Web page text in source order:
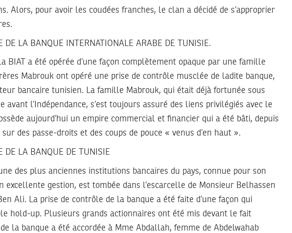
Alors, pour avoir les coudées franches, le clan a décidé de s’approprier
DE LA BANQUE INTERNATIONALE ARABE DE TUNISIE.
BIAT a été opérée d’une façon complètement opaque par une famille
Mabrouk ont opéré une prise de contrôle musclée de ladite banque,
bancaire tunisien. La famille Mabrouk, qui était déjà fortunée sous
avant l’Indépendance, s’est toujours assuré des liens privilégiés avec le
aujourd’hui un empire commercial et financier qui a été bâti, depuis
des passe-droits et des coups de pouce « venus d’en haut ».
DE LA BANQUE DE TUNISIE
des plus anciennes institutions bancaires du pays, connue pour son
excellente gestion, est tombée dans l’escarcelle de Monsieur Belhassen
Ali. La prise de contrôle de la banque a été faite d’une façon qui
hold-up. Plusieurs grands actionnaires ont été mis devant le fait
la banque a été accordée à Mme Abdallah, femme de Abdelwahab